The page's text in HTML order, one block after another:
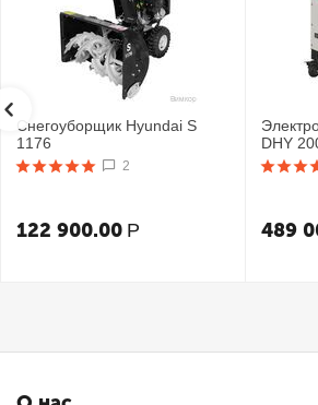
Снегоуборщик Hyundai S
1176
2
122 900.00 Р
DHY
489